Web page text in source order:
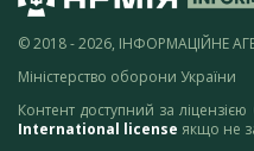
© 2018 - 2026, ІНФОРМАЦІЙНЕ
Міністерство оборони України
Контент доступний за ліцензією
International license якщо не